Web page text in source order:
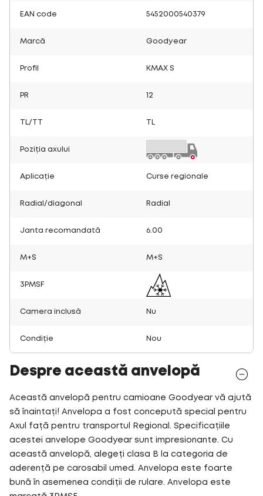
EAN code 5452000540379
Marcă Goodyear
Profil KMAX S
PR 12
TL/TT
Poziția axului
Aplicație Curse regionale
Radial/diagonal Radial
Janta recomandată 6.00
M+S M+S
3PMSF
Camera inclusă Nu
Condiție Nou
Despre această anvelopă
Această anvelopă pentru camioane Goodyear vă ajută
să înaintați! Anvelopa a fost concepută special pentru
Axul față pentru transportul Regional. Specificațiile
acestei anvelope Goodyear sunt impresionante. Cu
această anvelopă, alegeți clasa B la categoria de
aderență pe carosabil umed. Anvelopa este foarte
bună în asemenea condiții de rulare. Anvelopa este